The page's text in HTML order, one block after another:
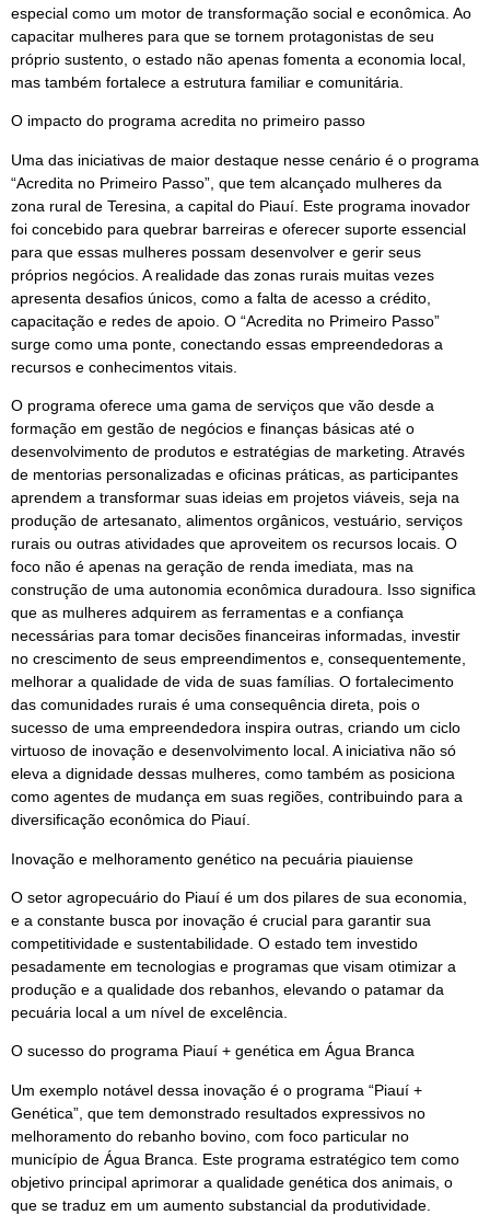
especial como um motor de transformação social e econômica. Ao
capacitar mulheres para que se tornem protagonistas de seu
próprio sustento, o estado não apenas fomenta a economia local,
mas também fortalece a estrutura familiar e comunitária.
O impacto do programa acredita no primeiro passo
Uma das iniciativas de maior destaque nesse cenário é o programa
“Acredita no Primeiro Passo”, que tem alcançado mulheres da
zona rural de Teresina, a capital do Piauí. Este programa inovador
foi concebido para quebrar barreiras e oferecer suporte essencial
para que essas mulheres possam desenvolver e gerir seus
próprios negócios. A realidade das zonas rurais muitas vezes
apresenta desafios únicos, como a falta de acesso a crédito,
capacitação e redes de apoio. O “Acredita no Primeiro Passo”
surge como uma ponte, conectando essas empreendedoras a
recursos e conhecimentos vitais.
O programa oferece uma gama de serviços que vão desde a
formação em gestão de negócios e finanças básicas até o
desenvolvimento de produtos e estratégias de marketing. Através
de mentorias personalizadas e oficinas práticas, as participantes
aprendem a transformar suas ideias em projetos viáveis, seja na
produção de artesanato, alimentos orgânicos, vestuário, serviços
rurais ou outras atividades que aproveitem os recursos locais. O
foco não é apenas na geração de renda imediata, mas na
construção de uma autonomia econômica duradoura. Isso significa
que as mulheres adquirem as ferramentas e a confiança
necessárias para tomar decisões financeiras informadas, investir
no crescimento de seus empreendimentos e, consequentemente,
melhorar a qualidade de vida de suas famílias. O fortalecimento
das comunidades rurais é uma consequência direta, pois o
sucesso de uma empreendedora inspira outras, criando um ciclo
virtuoso de inovação e desenvolvimento local. A iniciativa não só
eleva a dignidade dessas mulheres, como também as posiciona
como agentes de mudança em suas regiões, contribuindo para a
diversificação econômica do Piauí.
Inovação e melhoramento genético na pecuária piauiense
O setor agropecuário do Piauí é um dos pilares de sua economia,
e a constante busca por inovação é crucial para garantir sua
competitividade e sustentabilidade. O estado tem investido
pesadamente em tecnologias e programas que visam otimizar a
produção e a qualidade dos rebanhos, elevando o patamar da
pecuária local a um nível de excelência.
O sucesso do programa Piauí + genética em Água Branca
Um exemplo notável dessa inovação é o programa “Piauí +
Genética”, que tem demonstrado resultados expressivos no
melhoramento do rebanho bovino, com foco particular no
município de Água Branca. Este programa estratégico tem como
objetivo principal aprimorar a qualidade genética dos animais, o
que se traduz em um aumento substancial da produtividade.